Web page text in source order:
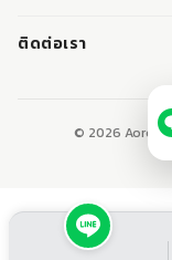
พวงหรีดมาลา
หรีดหนังสือ
ติดต่อเรา
ปากคลองตลาด เขตพ
© 2026 Aorest.